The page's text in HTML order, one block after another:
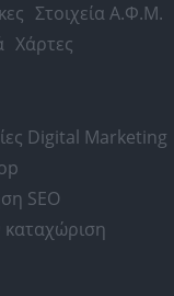
Στοιχεία Α.Φ.Μ.
Χάρτες
Digital Marketing
SEO